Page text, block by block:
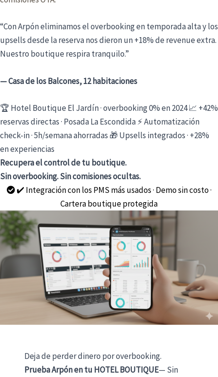
“Con Arpón eliminamos el overbooking en temporada alta y los
upsells desde la reserva nos dieron un +18% de revenue extra.
Nuestro boutique respira tranquilo.”
— Casa de los Balcones, 12 habitaciones
🏆 Hotel Boutique El Jardín · overbooking 0% en 2024📈 +42%
reservas directas · Posada La Escondida⚡ Automatización
check-in · 5h/semana ahorradas 🎁 Upsells integrados · +28%
en experiencias
Recupera el control de tu boutique.
Sin overbooking. Sin comisiones ocultas.
✔️ Integración con los PMS más usados · Demo sin costo ·
Cartera boutique protegida
Deja de perder dinero por overbooking.
Prueba Arpón en tu HOTEL BOUTIQUE— Sin